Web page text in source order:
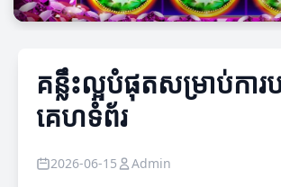
គន្លឹះល្អបំផុតសម្រាប់ការ
គេហទំព័រ
2026-06-15 Admin